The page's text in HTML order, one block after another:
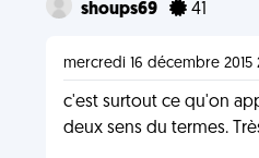
shoups69 41
mercredi 16 décembre 2015
c'est surtout ce qu'on
deux sens du termes.